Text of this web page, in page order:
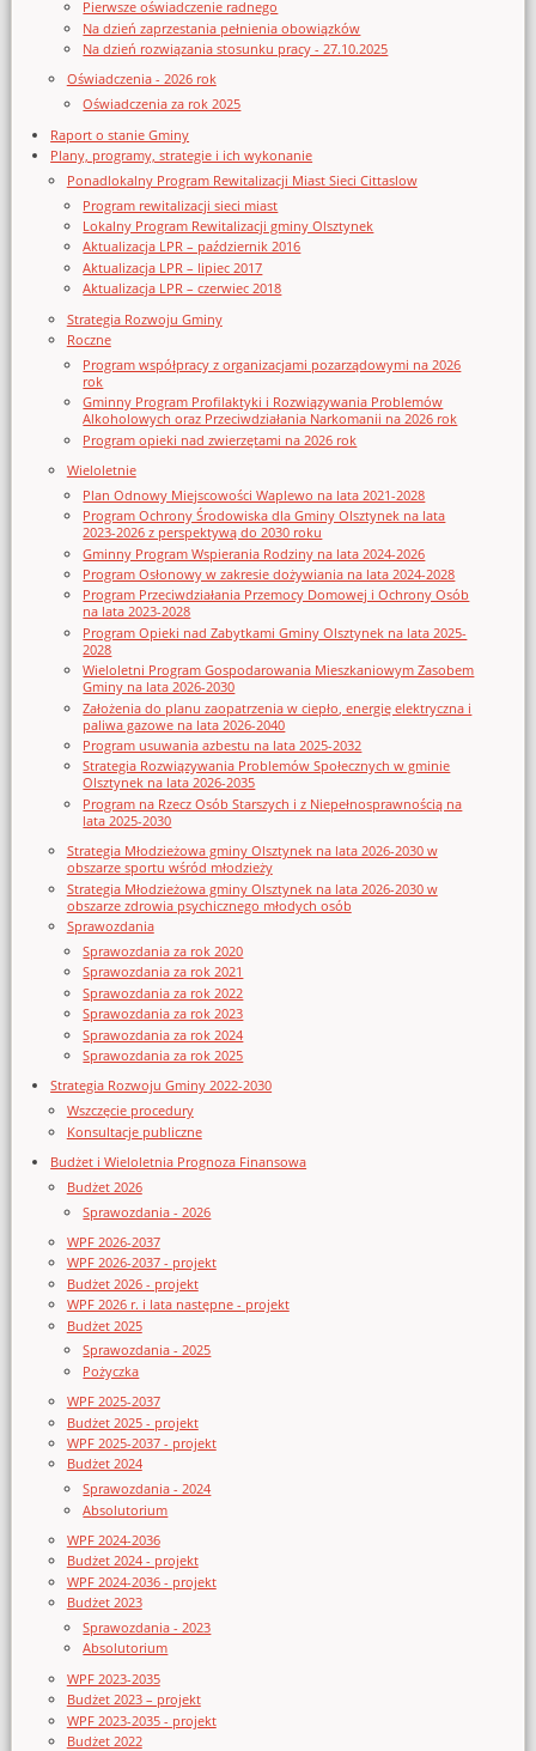
Pierwsze oświadczenie radnego
Na dzień zaprzestania pełnienia obowiązków
Na dzień rozwiązania stosunku pracy - 27.10.2025
Oświadczenia - 2026 rok
Oświadczenia za rok 2025
Raport o stanie Gminy
Plany, programy, strategie i ich wykonanie
Ponadlokalny Program Rewitalizacji Miast Sieci Cittaslow
Program rewitalizacji sieci miast
Lokalny Program Rewitalizacji gminy Olsztynek
Aktualizacja LPR – październik 2016
Aktualizacja LPR – lipiec 2017
Aktualizacja LPR – czerwiec 2018
Strategia Rozwoju Gminy
Roczne
Program współpracy z organizacjami pozarządowymi na 2026
rok
Gminny Program Profilaktyki i Rozwiązywania Problemów
Alkoholowych oraz Przeciwdziałania Narkomanii na 2026 rok
Program opieki nad zwierzętami na 2026 rok
Wieloletnie
Plan Odnowy Miejscowości Waplewo na lata 2021-2028
Program Ochrony Środowiska dla Gminy Olsztynek na lata
2023-2026 z perspektywą do 2030 roku
Gminny Program Wspierania Rodziny na lata 2024-2026
Program Osłonowy w zakresie dożywiania na lata 2024-2028
Program Przeciwdziałania Przemocy Domowej i Ochrony Osób
na lata 2023-2028
Program Opieki nad Zabytkami Gminy Olsztynek na lata 2025-
2028
Wieloletni Program Gospodarowania Mieszkaniowym Zasobem
Gminy na lata 2026-2030
Założenia do planu zaopatrzenia w ciepło, energię elektryczna i
paliwa gazowe na lata 2026-2040
Program usuwania azbestu na lata 2025-2032
Strategia Rozwiązywania Problemów Społecznych w gminie
Olsztynek na lata 2026-2035
Program na Rzecz Osób Starszych i z Niepełnosprawnością na
lata 2025-2030
Strategia Młodzieżowa gminy Olsztynek na lata 2026-2030 w
obszarze sportu wśród młodzieży
Strategia Młodzieżowa gminy Olsztynek na lata 2026-2030 w
obszarze zdrowia psychicznego młodych osób
Sprawozdania
Sprawozdania za rok 2020
Sprawozdania za rok 2021
Sprawozdania za rok 2022
Sprawozdania za rok 2023
Sprawozdania za rok 2024
Sprawozdania za rok 2025
Strategia Rozwoju Gminy 2022-2030
Wszczęcie procedury
Konsultacje publiczne
Budżet i Wieloletnia Prognoza Finansowa
Budżet 2026
Sprawozdania - 2026
WPF 2026-2037
WPF 2026-2037 - projekt
Budżet 2026 - projekt
WPF 2026 r. i lata następne - projekt
Budżet 2025
Sprawozdania - 2025
Pożyczka
WPF 2025-2037
Budżet 2025 - projekt
WPF 2025-2037 - projekt
Budżet 2024
Sprawozdania - 2024
Absolutorium
WPF 2024-2036
Budżet 2024 - projekt
WPF 2024-2036 - projekt
Budżet 2023
Sprawozdania - 2023
Absolutorium
WPF 2023-2035
Budżet 2023 – projekt
WPF 2023-2035 - projekt
Budżet 2022